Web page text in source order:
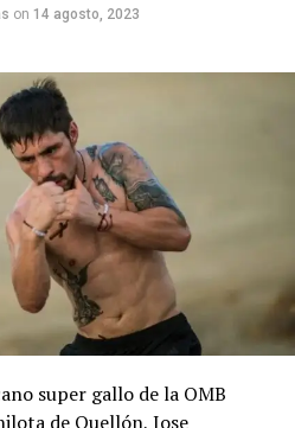
on 14 agosto, 2023
super gallo de la OMB
de Quellón, Jose